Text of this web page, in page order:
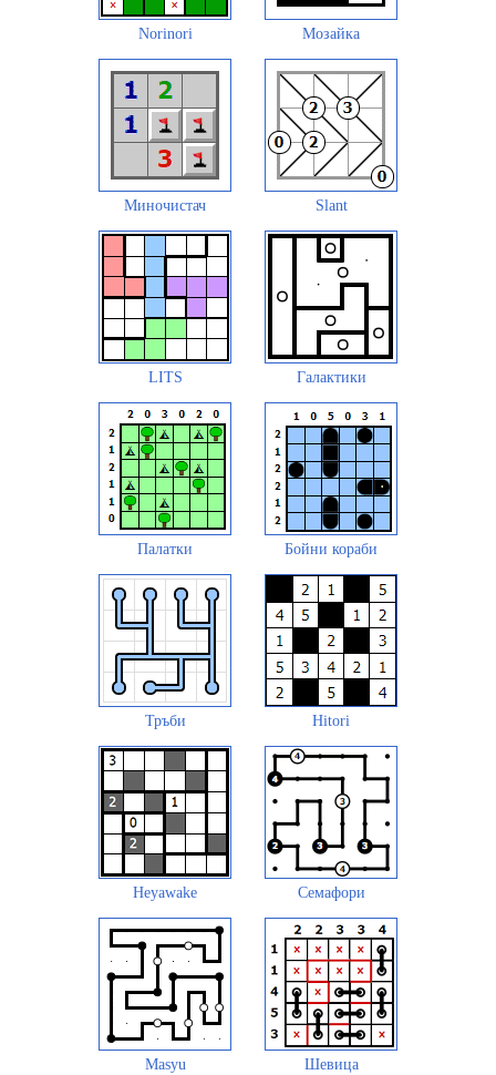
Norinori Мозайка
Миночистач Slant
LITS Галактики
Палатки Бойни кораби
Тръби Hitori
Heyawake Семафори
Masyu Шевица